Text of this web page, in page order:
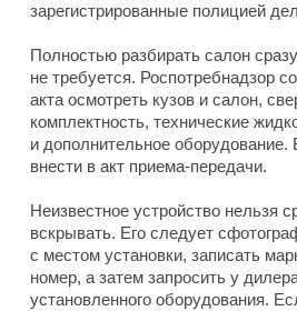
зарегистрированные полицией
Полностью разбирать салон
не требуется. Роспотребнадзор
акта осмотреть кузов и салон,
комплектность, технические
и дополнительное
внести в акт приема-передачи.
Неизвестное устройство нельзя
вскрывать. Его следует
с местом установки, записать
номер, а затем запросить у
установленного оборудования.